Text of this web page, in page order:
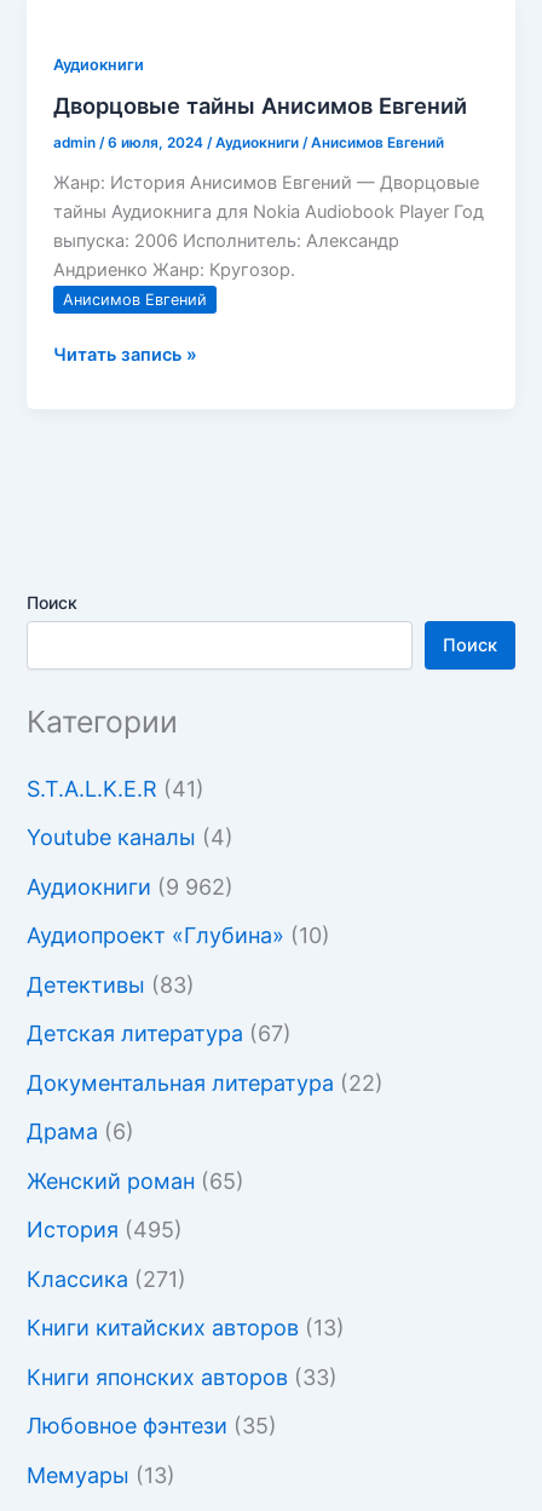
Воспоминания
об
«эпохе
переворотов»
(1720-
е
—
1760-
годы)
Аудиокниги
Дворцовые тайны Анисимов Евгений
admin/6 июля, 2024/Аудиокниги /Анисимов Евгений
Жанр: История Анисимов Евгений — Дворцовые
тайны Аудиокнига для Nokia Audiobook Player Год
выпуска: 2006 Исполнитель: Александр
Андриенко Жанр: Кругозор.
Анисимов Евгений
Дворцовые
Читать запись »
Поиск
Поиск
Категории
S.T.A.L.K.E.R (41)
Youtube каналы (4)
Аудиокниги (9 962)
Аудиопроект «Глубина» (10)
Детективы (83)
Детская литература (67)
Документальная литература (22)
Драма (6)
Женский роман (65)
История (495)
Классика (271)
Книги китайских авторов (13)
Книги японских авторов (33)
Любовное фэнтези (35)
Мемуары (13)